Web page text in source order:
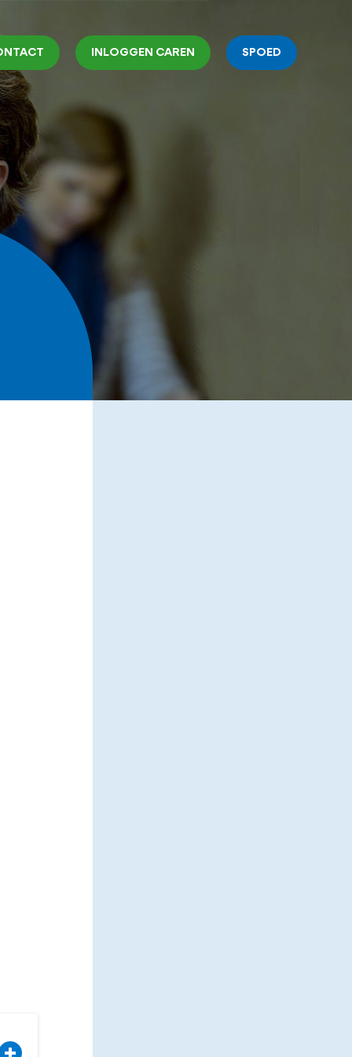
INLOGGEN CAREN SPOED